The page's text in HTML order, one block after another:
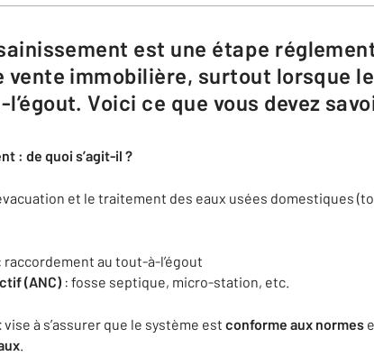
vente immobilière, surtout lorsque le
Voici ce que vous devez
: de quoi s’agit-il ?
et le traitement des eaux usées domestiques
: raccordement au tout-à-l’égout
(ANC) : fosse septique, micro-station, etc.
vise à s’assurer que le système est conforme aux normes
.